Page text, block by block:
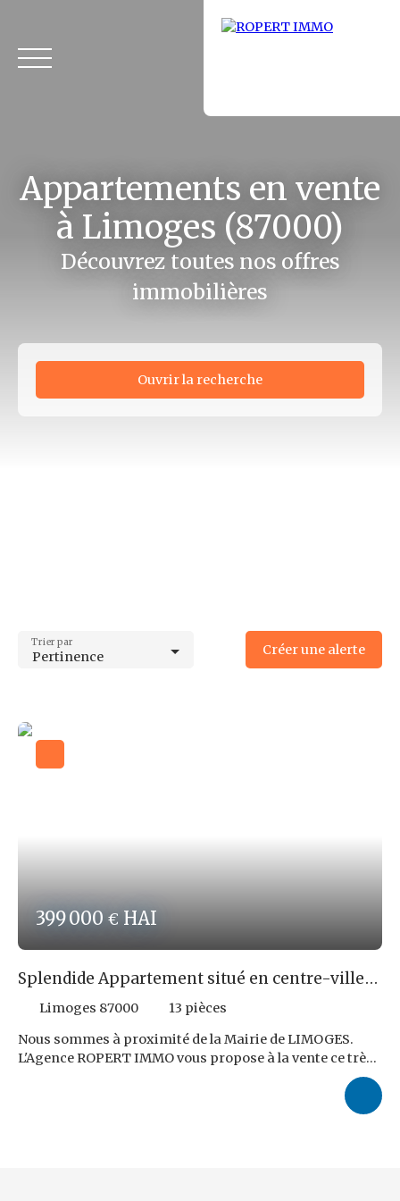
Acheter Louer Fonds de commerce
Appartements en vente
à Limoges (87000)
Découvrez toutes nos offres
immobilières
Ouvrir la recherche
Surface min (m²)
Pertinence
Trier par Créer une alerte
399 000 € HAI
Splendide Appartement situé en centre-ville
de LIMOGES !
Limoges 87000 13 pièces
Nous sommes à proximité de la Mairie de LIMOGES.
L'Agence ROPERT IMMO vous propose à la vente ce très
grand appartement de 218,23 m² ! Composé : d'un grand
salon (37,08 m²) ; d'une cuisine (17,99 m²) ; d'une véranda
(26 m²) ; d'un 1er bureau (29,30 m²) ; d'un 2ème bureau